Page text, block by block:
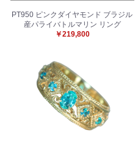
PT950 ピンクダイヤモンド ブラジル
産パライバトルマリン リング
￥219,800